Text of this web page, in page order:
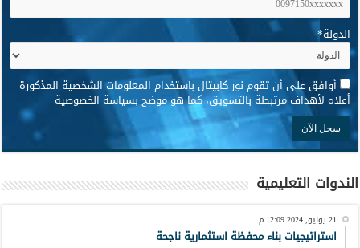
الدولة*
* أوافق على أن تقوم نور كابيتال باستخدام المعلومات الشخصية المذكورة
أعلاه لأهداف مرتبطة بالتسويق، كما هو موضح بسياسة الخصوصية
الندوات التعليمية
21 يونيو, 2024 12:09 م
استراتيجيات بناء محفظة استثمارية ناجحة